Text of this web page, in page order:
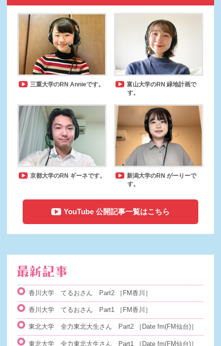
三重大学のRN Annieです。
富山大学のRN 緑地計画で
す。
京都大学のRN ギーネです。
新潟大学のRN がーりーで
す。
YouTube 公開記事一覧はこちら
香川大学 てるおさん Part2 ［FM香川］
香川大学 てるおさん Part1 ［FM香川］
東北大学 全力東北大生さん Part2 ［Date fm(FM仙台)］
東北大学 全力東北大生さん Part1 ［Date fm(FM仙台)］